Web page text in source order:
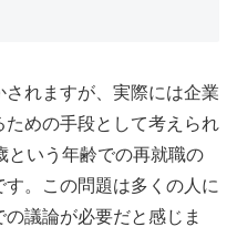
れますが、実際には企業
めの手段として考えられ
という年齢での再就職の
。この問題は多くの人に
議論が必要だと感じま